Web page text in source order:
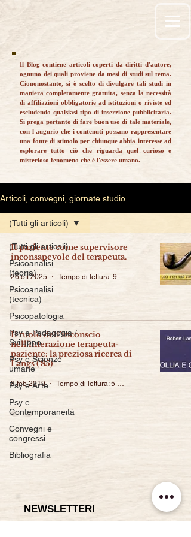
Il Blog contiene articoli coperti da diritti d'autore,
ognuno dei quali proviene da mesi di studi sul tema.
Ciononostante, si è scelto di divulgare tali studi in
maniera completamente gratuita, senza la necessità
di affiliazioni obbligatorie ad istituzioni o riviste ed
escludendo qualsiasi tipo di inserzione pubblicitaria.
Si prega pertanto di fare buon uso di tale materiale,
con l'augurio che i contenuti possano rappresentare
una fonte di stimolo per chiunque abbia interesse ad
esplorare tutto ciò che riguarda quel curioso e
misterioso fenomeno che è l'essere umano.
Articoli, convegni, giornate studio
(Tutti gli articoli)
Psicoanalisi
(teoria)
Psicoanalisi
(tecnica)
Psicopatologia
Psy e Pedagogia /
Sviluppo
Psy e Scienze
umane
Psy e Arte
Psy e
Contemporaneità
Convegni e
congressi
Bibliografia
(Tutti gli articoli)
Il paziente come supervisore
inconsapevole del terapeuta.
26 ott 2025 Tempo di lettura: 9 min
Il ruolo dell’inconscio
nell’interazione terapeuta-
paziente: la preziosa ricerca di
Langs (‘85)
8 feb 2019 Tempo di lettura: 5 min
NEWSLETTER!